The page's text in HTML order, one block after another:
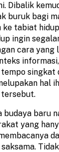
Dibalik
buruk bagi
ke tabiat
ingin
cara yang
singkat
hal
tersebut.
budaya baru
yang